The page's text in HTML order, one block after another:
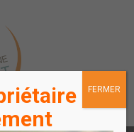
FERMER